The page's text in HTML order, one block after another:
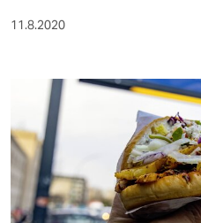
11.8.2020